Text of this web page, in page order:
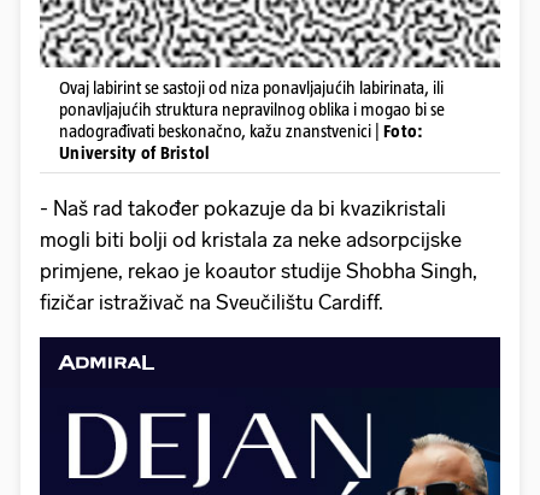
Ovaj labirint se sastoji od niza ponavljajućih labirinata, ili
ponavljajućih struktura nepravilnog oblika i mogao bi se
nadograđivati beskonačno, kažu znanstvenici | Foto:
University of Bristol
- Naš rad također pokazuje da bi kvazikristali
mogli biti bolji od kristala za neke adsorpcijske
primjene, rekao je koautor studije Shobha Singh,
fizičar istraživač na Sveučilištu Cardiff.